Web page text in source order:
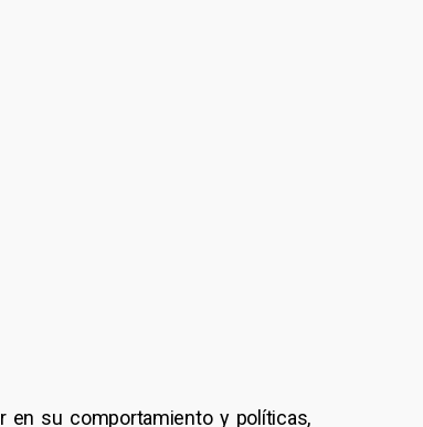
en su comportamiento y políticas,